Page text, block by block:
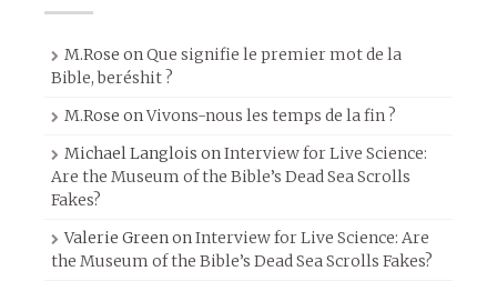
M.Rose onQue signifie le premier mot de la
Bible, beréshit ?
M.Rose onVivons-nous les temps de la fin ?
Michael Langlois onInterview for Live Science:
Are the Museum of the Bible’s Dead Sea Scrolls
Fakes?
Valerie GreenonInterview for Live Science: Are
the Museum of the Bible’s Dead Sea Scrolls Fakes?